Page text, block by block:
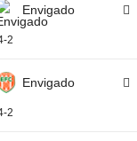
Envigado
2
Envigado
2